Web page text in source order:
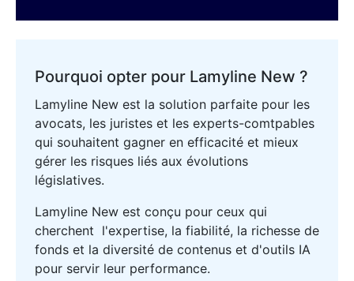
Pourquoi opter pour Lamyline New ?
Lamyline New est la solution parfaite pour les
avocats, les juristes et les experts-comtpables
qui souhaitent gagner en efficacité et mieux
gérer les risques liés aux évolutions
législatives.
Lamyline New est conçu pour ceux qui
cherchent l'expertise, la fiabilité, la richesse de
fonds et la diversité de contenus et d'outils IA
pour servir leur performance.